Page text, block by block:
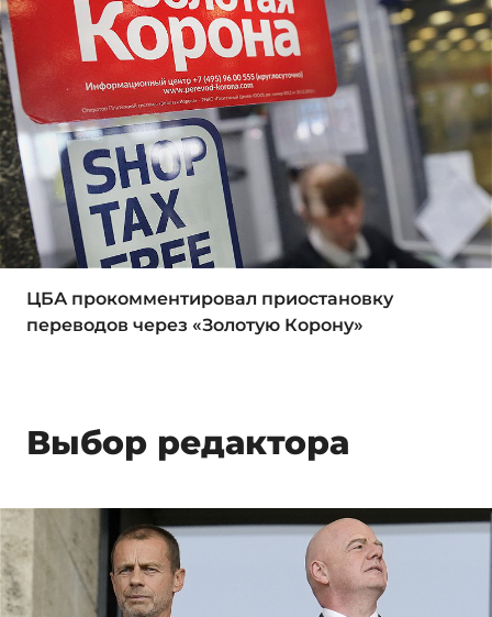
ЦБА прокомментировал приостановку
переводов через «Золотую Корону»
Выбор редактора